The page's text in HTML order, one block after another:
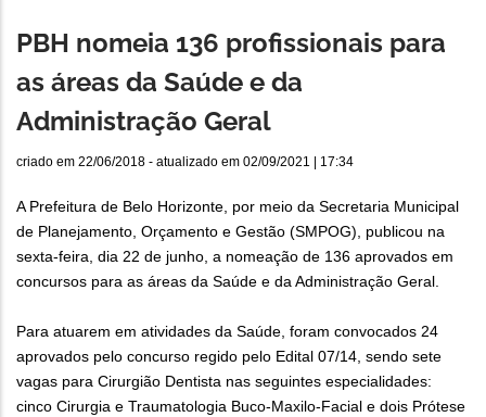
PBH nomeia 136 profissionais para
as áreas da Saúde e da
Administração Geral
criado em 22/06/2018 - atualizado em 02/09/2021 | 17:34
A Prefeitura de Belo Horizonte, por meio da Secretaria Municipal
de Planejamento, Orçamento e Gestão (SMPOG), publicou na
sexta-feira, dia 22 de junho, a nomeação de 136 aprovados em
concursos para as áreas da Saúde e da Administração Geral.
Para atuarem em atividades da Saúde, foram convocados 24
aprovados pelo concurso regido pelo Edital 07/14, sendo sete
vagas para Cirurgião Dentista nas seguintes especialidades:
cinco Cirurgia e Traumatologia Buco-Maxilo-Facial e dois Prótese